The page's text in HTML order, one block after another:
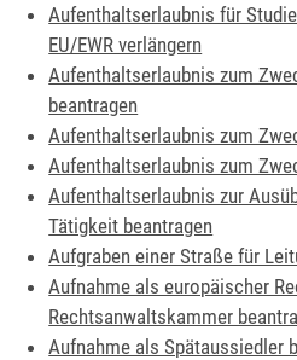
Aufenthaltserlaubnis für
EU/EWR verlängern
Aufenthaltserlaubnis zum
beantragen
Aufenthaltserlaubnis zum
Aufenthaltserlaubnis zum
Aufenthaltserlaubnis zur
Tätigkeit beantragen
Aufgraben einer Straße für
Aufnahme als europäischer
Rechtsanwaltskammer
Aufnahme als Spätaussiedler